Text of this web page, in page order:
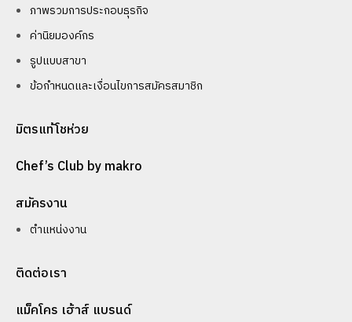
ภาพรวมการประกอบธุรกิจ
ค่านิยมองค์กร
รูปแบบสาขา
ข้อกำหนดและเงื่อนไขการสมัครสมาชิก
มิตรแท้โชห่วย
Chef’s Club by makro
สมัครงาน
ตำแหน่งงาน
ติดต่อเรา
แม็คโคร เฮ้าส์ แบรนด์